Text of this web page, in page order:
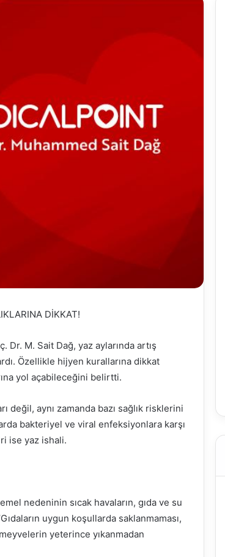
DİKKAT!
M. Sait Dağ, yaz aylarında artış
Özellikle hijyen kurallarına dikkat
yol açabileceğini belirtti.
değil, aynı zamanda bazı sağlık risklerini
bakteriyel ve viral enfeksiyonlara karşı
ise yaz ishali.
nedeninin sıcak havaların, gıda ve su
uygun koşullarda saklanmaması,
yeterince yıkanmadan